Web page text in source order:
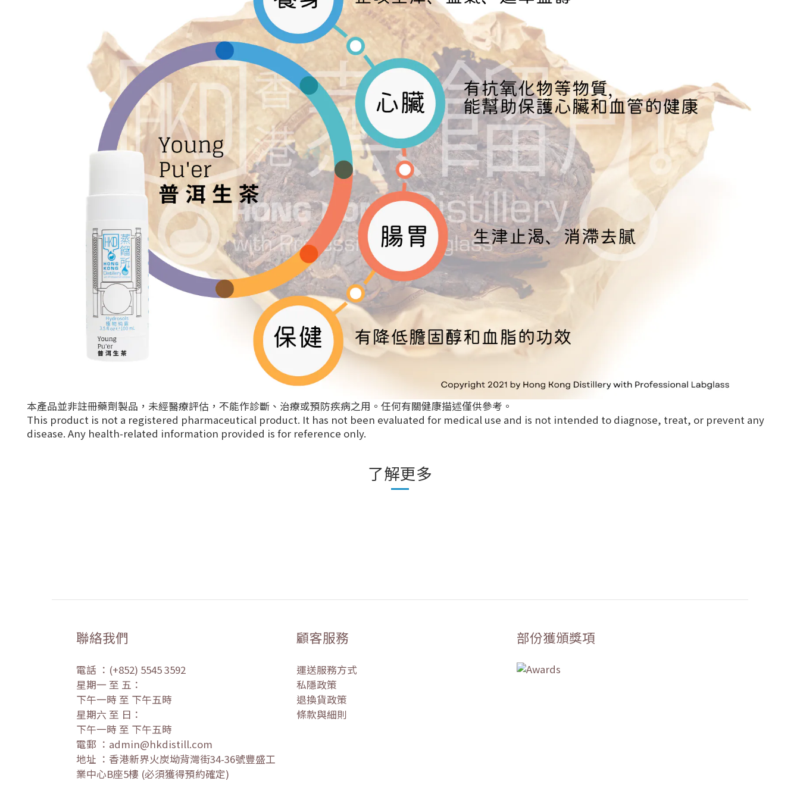
本產品並非註冊藥劑製品，未經醫療評估，不能作診斷、治療或預防疾病之用。任何有關健康描述僅供參考。
This product is not a registered pharmaceutical product. It has not been evaluated for medical use and is not intended to diagnose, treat, or prevent any
disease. Any health-related information provided is for reference only.
了解更多
聯絡我們
電話 ：(+852) 5545 3592
星期一 至 五：
下午一時 至 下午五時
星期六 至 日：
下午一時 至 下午五時
電郵 ：admin@hkdistill.com
地址 ：香港新界火炭坳背灣街34-36號豐盛工
業中心B座5樓 (必須獲得預約確定)
顧客服務
運送服務方式
私隱政策
退換貨政策
條款與細則
部份獲頒獎項